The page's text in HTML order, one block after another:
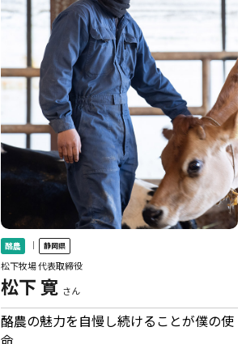
酪農 ｜ 静岡県
松下牧場 代表取締役
松下 寛 さん
酪農の魅力を自慢し続けることが僕の使